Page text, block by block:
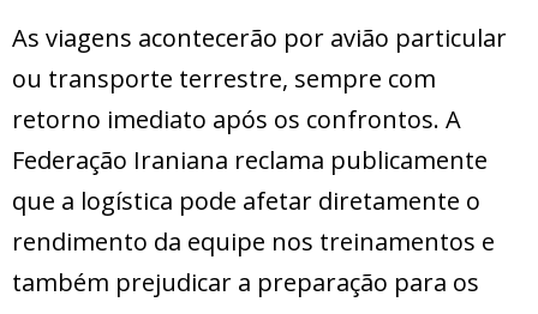
As viagens acontecerão por avião particular
ou transporte terrestre, sempre com
retorno imediato após os confrontos. A
Federação Iraniana reclama publicamente
que a logística pode afetar diretamente o
rendimento da equipe nos treinamentos e
também prejudicar a preparação para os